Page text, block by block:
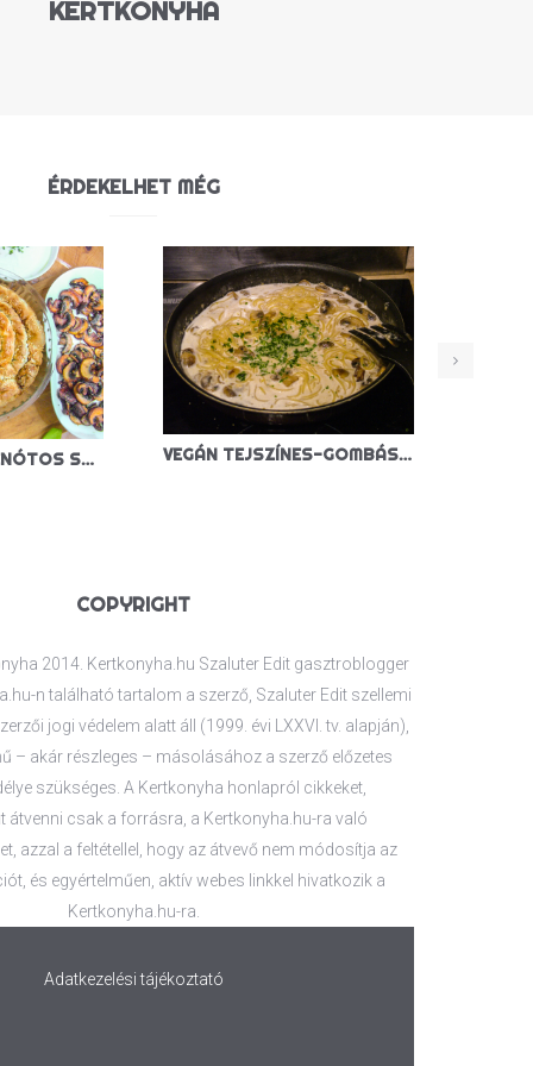
KERTKONYHA
ÉRDEKELHET MÉG
KÁPOSZTÁS-SPENÓTOS SPANAKOPITA VEGÁN TEJSZÍNES-GOMBÁS TÉSZTA
COPYRIGHT
2014. Kertkonyha.hu Szaluter Edit gasztroblogger
n található tartalom a szerző, Szaluter Edit szellemi
jogi védelem alatt áll (1999. évi LXXVI. tv. alapján),
– akár részleges – másolásához a szerző előzetes
szükséges. A Kertkonyha honlapról cikkeket,
átvenni csak a forrásra, a Kertkonyha.hu-ra való
azzal a feltétellel, hogy az átvevő nem módosítja az
és egyértelműen, aktív webes linkkel hivatkozik a
Kertkonyha.hu-ra.
Adatkezelési tájékoztató